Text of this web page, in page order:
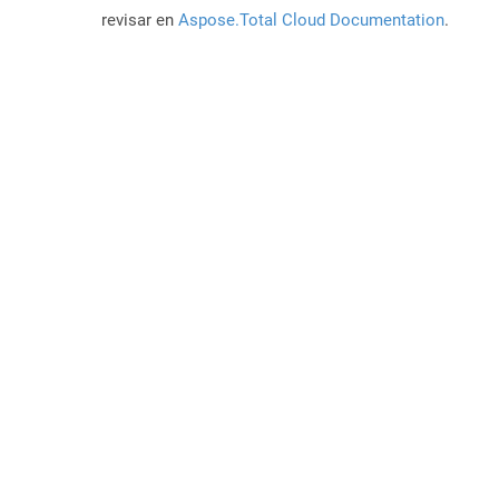
revisar en Aspose.Total Cloud Documentation.